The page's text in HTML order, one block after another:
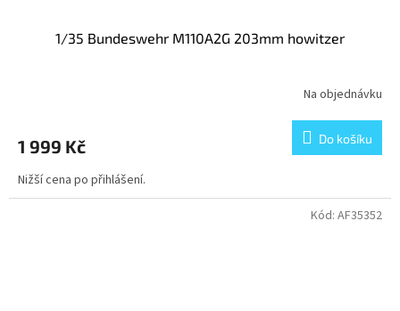
1/35 Bundeswehr M110A2G 203mm howitzer
Na objednávku
1 999 Kč Do košíku
Nižší cena po přihlášení.
Kód: AF35352